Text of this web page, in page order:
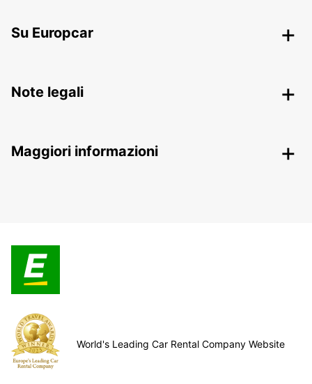
Su Europcar
Note legali
Maggiori informazioni
World's Leading Car Rental Company Website